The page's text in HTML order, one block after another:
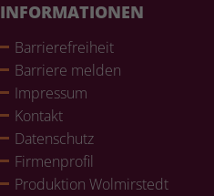
INFORMATIONEN
Bar­rie­re­frei­heit
Barriere melden
Impressum
Kontakt
Daten­schutz
Fir­men­pro­fil
Pro­duk­tion Wol­mir­stedt